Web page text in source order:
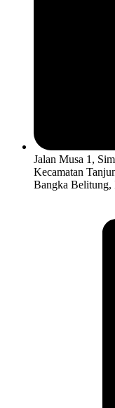
Jalan Musa 1,
Kecamatan
Bangka Belitung,